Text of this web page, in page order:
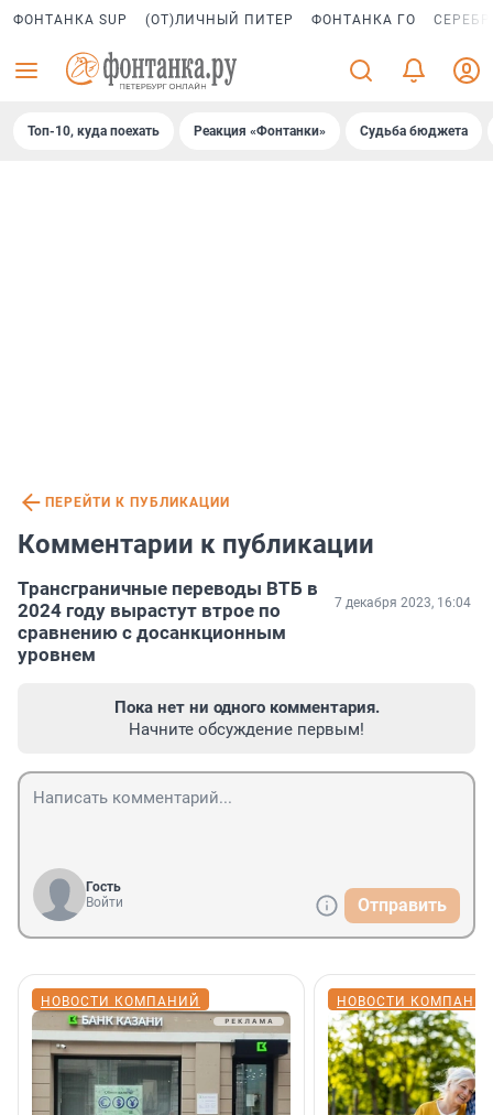
ФОНТАНКА SUP (ОТ)ЛИЧНЫЙ ПИТЕР ФОНТАНКА ГО
Топ-10, куда поехать Реакция «Фонтанки» Судьба бюджета
ПЕРЕЙТИ К ПУБЛИКАЦИИ
Комментарии к публикации
Трансграничные переводы ВТБ в
2024 году вырастут втрое по
сравнению с досанкционным
уровнем
7 декабря 2023, 16:04
Пока нет ни одного комментария.
Начните обсуждение первым!
Гость
Войти
Отправить
НОВОСТИ КОМПАНИЙ НОВОСТИ